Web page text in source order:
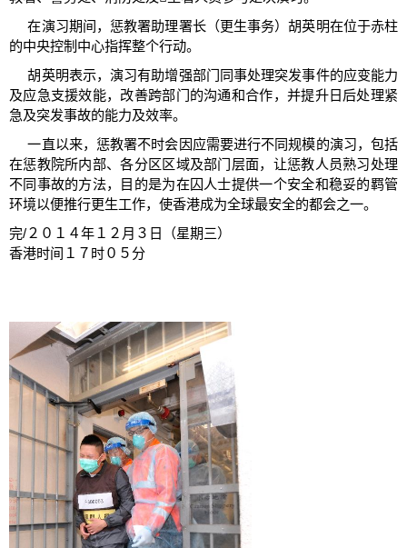
在演习期间，惩教署助理署长（更生事务）胡英明在位于赤柱
的中央控制中心指挥整个行动。
胡英明表示，演习有助增强部门同事处理突发事件的应变能力
及应急支援效能，改善跨部门的沟通和合作，并提升日后处理紧
急及突发事故的能力及效率。
一直以来，惩教署不时会因应需要进行不同规模的演习，包括
在惩教院所内部、各分区区域及部门层面，让惩教人员熟习处理
不同事故的方法，目的是为在囚人士提供一个安全和稳妥的羁管
环境以便推行更生工作，使香港成为全球最安全的都会之一。
完/２０１４年１２月３日（星期三）
香港时间１７时０５分